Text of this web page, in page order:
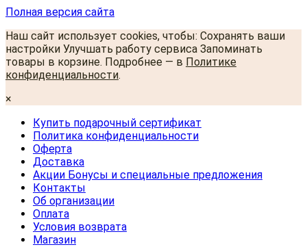
Полная версия сайта
Наш сайт использует cookies, чтобы: Сохранять ваши
настройки Улучшать работу сервиса Запоминать
товары в корзине. Подробнее — в Политике
конфиденциальности.
×
Купить подарочный сертификат
Политика конфиденциальности
Оферта
Доставка
Акции Бонусы и специальные предложения
Контакты
Об организации
Оплата
Условия возврата
Магазин